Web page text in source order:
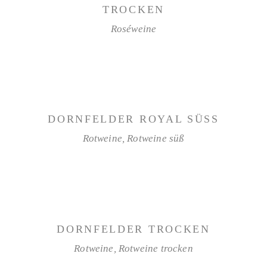
TROCKEN
Roséweine
DORNFELDER ROYAL SÜSS
Rotweine,Rotweine süß
DORNFELDER TROCKEN
Rotweine Rotweine trocken